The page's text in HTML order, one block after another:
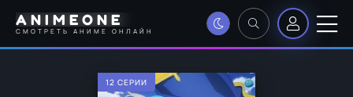
ANIMEONE
СМОТРЕТЬ АНИМЕ ОНЛАЙН
12 СЕРИИ